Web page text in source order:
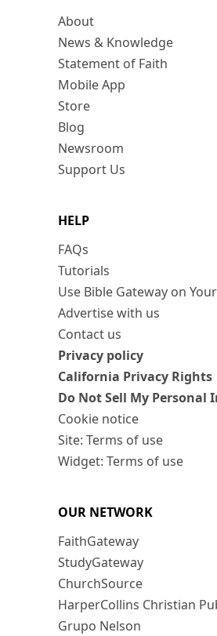
About
News & Knowledge
Statement of Faith
Mobile App
Store
Blog
Newsroom
Support Us
HELP
FAQs
Tutorials
Use Bible Gateway on
Advertise with us
Contact us
Privacy policy
California Privacy Rights
Do Not Sell My Personal
Cookie notice
Site: Terms of use
Widget: Terms of use
OUR NETWORK
FaithGateway
StudyGateway
ChurchSource
HarperCollins Christian
Grupo Nelson